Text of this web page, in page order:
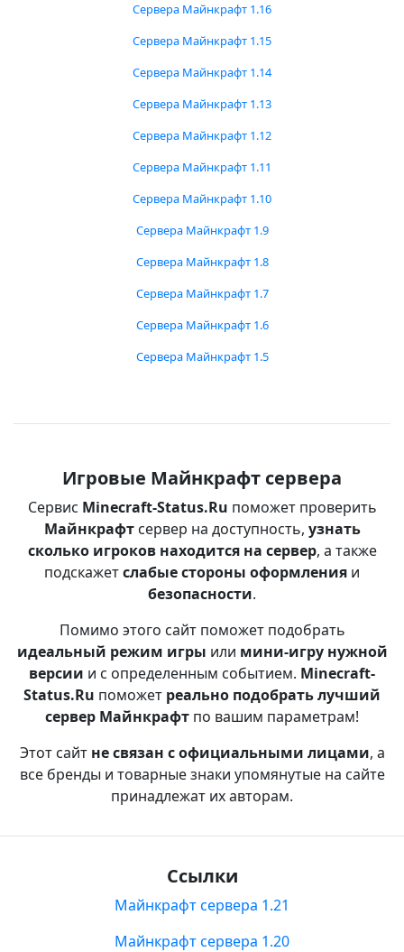
Сервера Майнкрафт 1.16
Сервера Майнкрафт 1.15
Сервера Майнкрафт 1.14
Сервера Майнкрафт 1.13
Сервера Майнкрафт 1.12
Сервера Майнкрафт 1.11
Сервера Майнкрафт 1.10
Сервера Майнкрафт 1.9
Сервера Майнкрафт 1.8
Сервера Майнкрафт 1.7
Сервера Майнкрафт 1.6
Сервера Майнкрафт 1.5
Игровые Майнкрафт сервера
Сервис Minecraft-Status.Ru поможет проверить
Майнкрафтсервер на доступность, узнать
сколько игроков находится на сервер, а также
подскажетслабые стороны оформления и
безопасности.
Помимо этого сайт поможет подобрать
идеальный режим игры или мини-игру нужной
версии и с определенным событием. Minecraft-
Status.Ru поможет реально подобрать лучший
сервер Майнкрафт по вашим параметрам!
Этот сайт не связан с официальными лицами, а
все бренды и товарные знаки упомянутые на сайте
принадлежат их авторам.
Ссылки
Майнкрафт сервера 1.21
Майнкрафт сервера 1.20